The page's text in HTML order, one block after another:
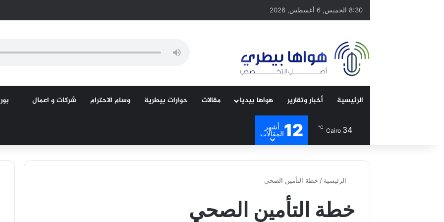
8:30 الخميس, 6 أغسطس, 2026
الرئيسية أخبار وتقارير هواها بيديا مقالات حوارات بيطرية وسام الاحترام شركات و اعمال
Cairo 34
℃
12
أشهر
المقالات
الرئيسية / خطة التأمين الصحي
خطة التأمين الصحي